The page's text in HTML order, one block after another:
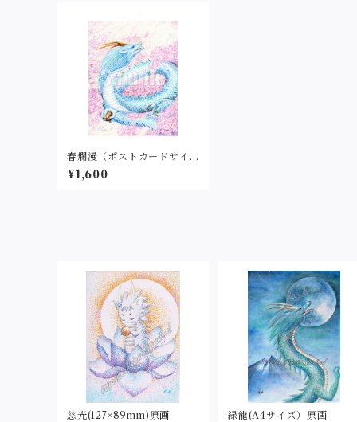
春爛漫（ポストカードサイ
ズ・インクジェット印刷・
額付）
¥1,600
慈光(127×89mm)原画 緑龍(A4サイズ）原画